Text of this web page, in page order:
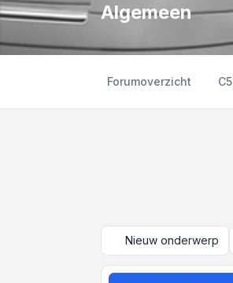
Algemeen
Forumoverzicht C5
Nieuw onderwerp